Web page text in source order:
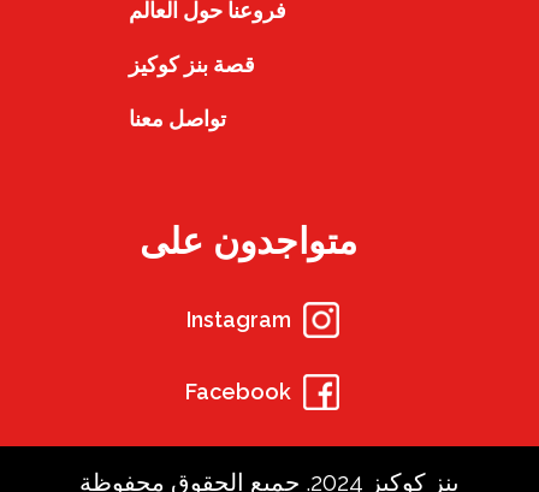
فروعنا حول العالم
قصة بنز كوكيز
تواصل معنا
متواجدون على
Instagram
Facebook
بنز كوكيز 2024. جميع الحقوق محفوظة